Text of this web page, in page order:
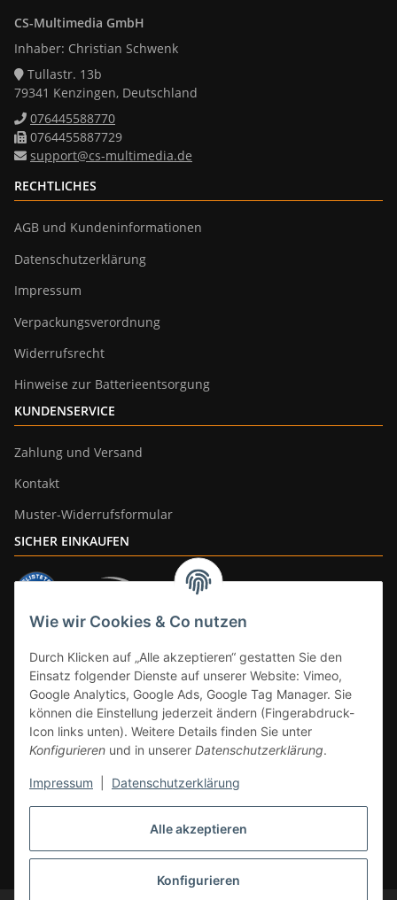
Alle akzeptieren
Konfigurieren
Wie wir Cookies & Co nutzen
Durch Klicken auf „Alle akzeptieren“ gestatten Sie den
Einsatz folgender Dienste auf unserer Website: Vimeo,
Google Analytics, Google Ads, Google Tag Manager. Sie
können die Einstellung jederzeit ändern (Fingerabdruck-
Icon links unten). Weitere Details finden Sie unter
Konfigurieren und in unserer Datenschutzerklärung.
Impressum Datenschutzerklärung
CS-Multimedia GmbH
Inhaber: Christian Schwenk
Tullastr. 13b
79341 Kenzingen, Deutschland
076445588770
0764455887729
support@cs-multimedia.de
RECHTLICHES
AGB und Kundeninformationen
Datenschutzerklärung
Impressum
Verpackungsverordnung
Widerrufsrecht
Hinweise zur Batterieentsorgung
KUNDENSERVICE
Zahlung und Versand
Kontakt
Muster-Widerrufsformular
SICHER EINKAUFEN
* Alle Preise inkl. gesetzlicher Mwst., zzgl.Versand
DE, gilt nicht für Großgeräte per Spedition). Artikel mit 0% MwSt. (gem. §